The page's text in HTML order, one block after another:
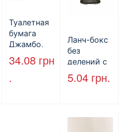
Туалетная
бумага
Джамбо,
130 м.
34.08 грн
.
Ланч-бокс
без
делений с
крышкой
HP-10, 240
объем 1300
5.04 грн.